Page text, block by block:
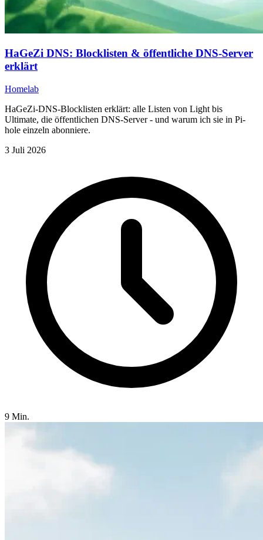
HaGeZi DNS: Blocklisten & öffentliche DNS-Server
erklärt
Homelab
HaGeZi-DNS-Blocklisten erklärt: alle Listen von Light bis
Ultimate, die öffentlichen DNS-Server - und warum ich sie in Pi-
hole einzeln abonniere.
3 Juli 2026
9 Min.